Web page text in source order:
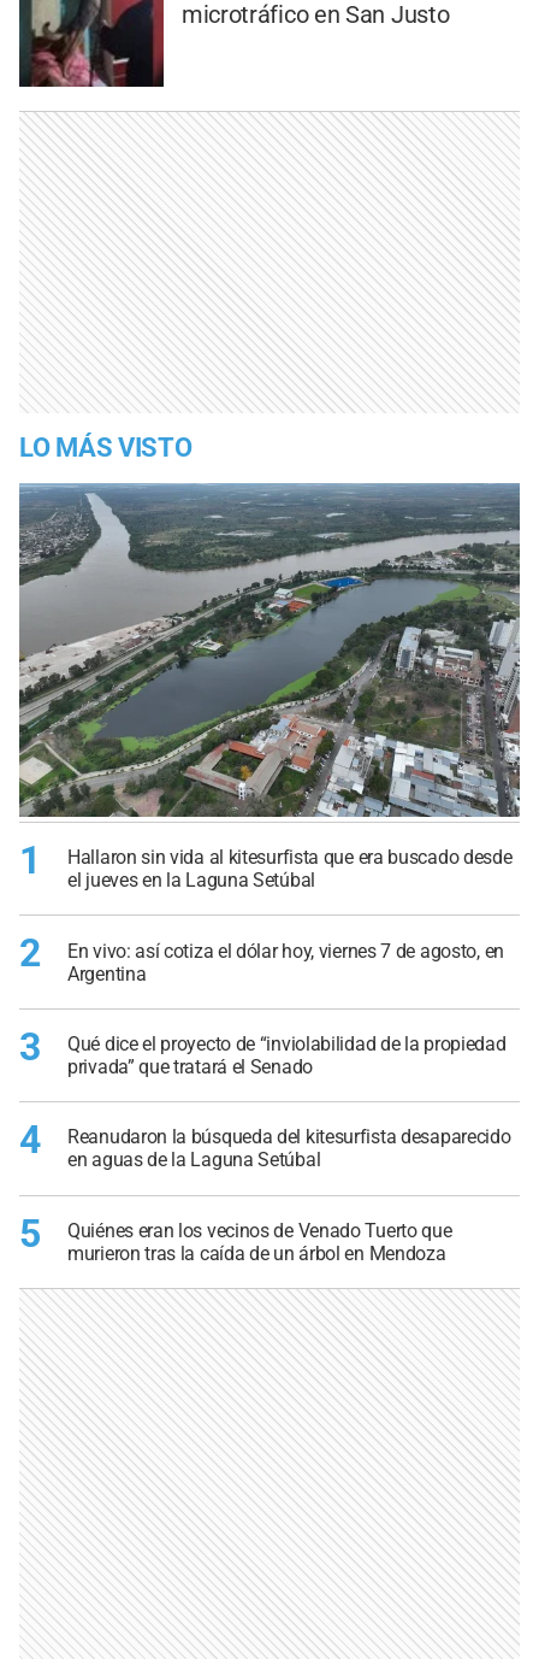
microtráfico en San Justo
LO MÁS VISTO
1
Hallaron sin vida al kitesurfista que era buscado desde
el jueves en la Laguna Setúbal
2
En vivo: así cotiza el dólar hoy, viernes 7 de agosto, en
Argentina
3
Qué dice el proyecto de “inviolabilidad de la propiedad
privada” que tratará el Senado
4
Reanudaron la búsqueda del kitesurfista desaparecido
en aguas de la Laguna Setúbal
5
Quiénes eran los vecinos de Venado Tuerto que
murieron tras la caída de un árbol en Mendoza